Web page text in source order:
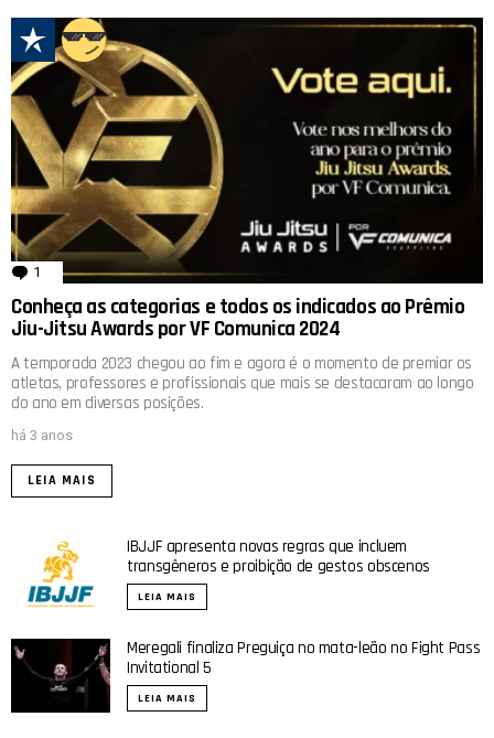
1 comentário
Conheça as categorias e todos os indicados ao Prêmio
Jiu-Jitsu Awards por VF Comunica 2024
A temporada 2023 chegou ao fim e agora é o momento de premiar os
atletas, professores e profissionais que mais se destacaram ao longo
do ano em diversas posições.
há 3 anos
LEIA MAIS
IBJJF apresenta novas regras que incluem
transgêneros e proibição de gestos obscenos
LEIA MAIS
Meregali finaliza Preguiça no mata-leão no Fight Pass
Invitational 5
LEIA MAIS